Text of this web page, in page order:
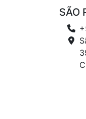
SÃO